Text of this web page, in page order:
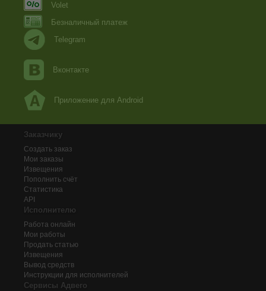
Volet
Безналичный платеж
Telegram
Вконтакте
Приложение для Android
Заказчику
Создать заказ
Мои заказы
Извещения
Пополнить счёт
Статистика
API
Исполнителю
Работа онлайн
Мои работы
Продать статью
Извещения
Вывод средств
Инструкции для исполнителей
Сервисы Адвего